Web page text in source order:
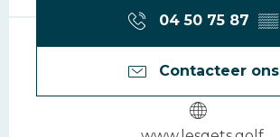
04 50 75 87 ▒▒
Contacteer ons